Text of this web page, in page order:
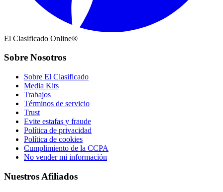
El Clasificado Online®
Sobre Nosotros
Sobre El Clasificado
Media Kits
Trabajos
Términos de servicio
Trust
Evite estafas y fraude
Política de privacidad
Política de cookies
Cumplimiento de la CCPA
No vender mi información
Nuestros Afiliados